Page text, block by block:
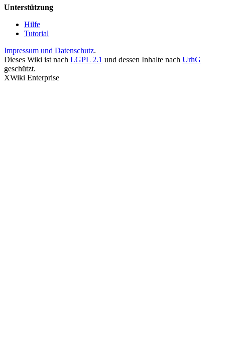
Unterstützung
Hilfe
Tutorial
Impressum und Datenschutz.
Dieses Wiki ist nach LGPL 2.1 und dessen Inhalte nach UrhG
geschützt.
XWiki Enterprise